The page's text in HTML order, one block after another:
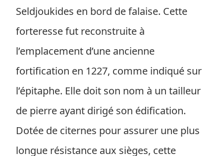
Seldjoukides en bord de falaise. Cette
forteresse fut reconstruite à
l’emplacement d’une ancienne
fortification en 1227, comme indiqué sur
l’épitaphe. Elle doit son nom à un tailleur
de pierre ayant dirigé son édification.
Dotée de citernes pour assurer une plus
longue résistance aux sièges, cette